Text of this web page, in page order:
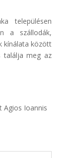
településen
a szállodák,
kínálata között
találja meg az
Agios Ioannis